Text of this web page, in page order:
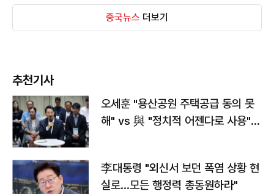
중국뉴스 더보기
추천기사
오세훈 "용산공원 주택공급 동의 못
해" vs 與 "정치적 어젠다로 사용"
李대통령 "외신서 보던 폭염 상황 현
실로…모든 행정력 총동원하라"